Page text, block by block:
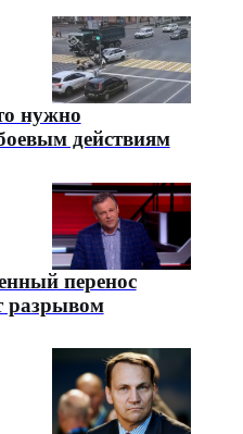
нужно
действиям
перенос
разрывом